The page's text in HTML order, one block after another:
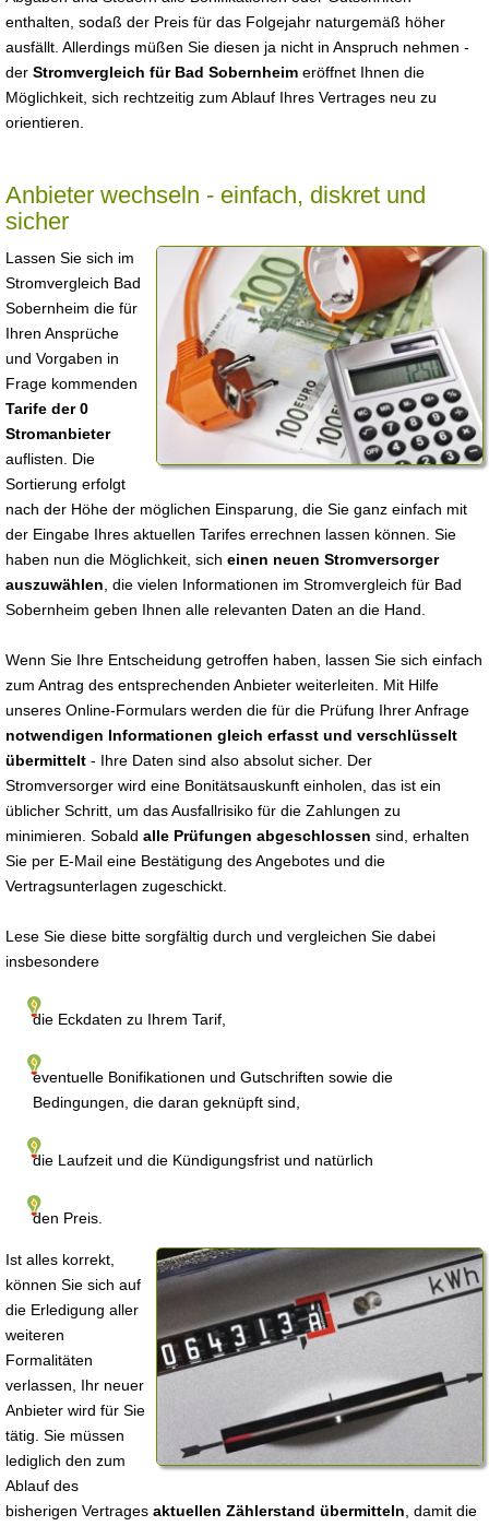
enthalten, sodaß der Preis für das Folgejahr naturgemäß höher
ausfällt. Allerdings müßen Sie diesen ja nicht in Anspruch nehmen -
der Stromvergleich für Bad Sobernheim eröffnet Ihnen die
Möglichkeit, sich rechtzeitig zum Ablauf Ihres Vertrages neu zu
orientieren.
Anbieter wechseln - einfach, diskret und
sicher
Lassen Sie sich im
Stromvergleich Bad
Sobernheim die für
Ihren Ansprüche
und Vorgaben in
Frage kommenden
Tarife der 0
Stromanbieter
auflisten. Die
Sortierung erfolgt
nach der Höhe der möglichen Einsparung, die Sie ganz einfach mit
der Eingabe Ihres aktuellen Tarifes errechnen lassen können. Sie
haben nun die Möglichkeit, sich einen neuen Stromversorger
auszuwählen , die vielen Informationen im Stromvergleich für Bad
Sobernheim geben Ihnen alle relevanten Daten an die Hand.
Wenn Sie Ihre Entscheidung getroffen haben, lassen Sie sich einfach
zum Antrag des entsprechenden Anbieter weiterleiten. Mit Hilfe
unseres Online-Formulars werden die für die Prüfung Ihrer Anfrage
notwendigen Informationen gleich erfasst und verschlüsselt
übermittelt - Ihre Daten sind also absolut sicher. Der
Stromversorger wird eine Bonitätsauskunft einholen, das ist ein
üblicher Schritt, um das Ausfallrisiko für die Zahlungen zu
minimieren. Sobald alle Prüfungen abgeschlossen sind, erhalten
Sie per E-Mail eine Bestätigung des Angebotes und die
Vertragsunterlagen zugeschickt.
Lese Sie diese bitte sorgfältig durch und vergleichen Sie dabei
insbesondere
die Eckdaten zu Ihrem Tarif,
eventuelle Bonifikationen und Gutschriften sowie die
Bedingungen, die daran geknüpft sind,
die Laufzeit und die Kündigungsfrist und natürlich
den Preis.
Ist alles korrekt,
können Sie sich auf
die Erledigung aller
weiteren
Formalitäten
verlassen, Ihr neuer
Anbieter wird für Sie
tätig. Sie müssen
lediglich den zum
Ablauf des
bisherigen Vertrages aktuellen Zählerstand übermitteln , damit die